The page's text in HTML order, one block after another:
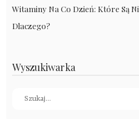
Witaminy Na Co Dzień: Które Są
Dlaczego?
Wyszukiwarka